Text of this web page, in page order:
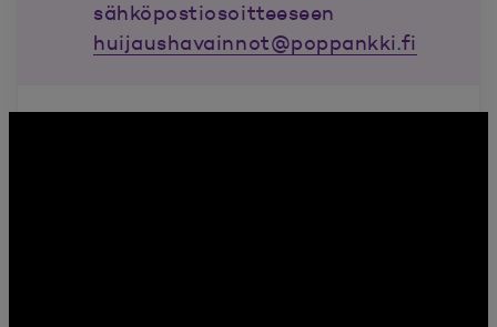
sähköpostiosoitteeseen
huijaushavainnot@poppankki.fi